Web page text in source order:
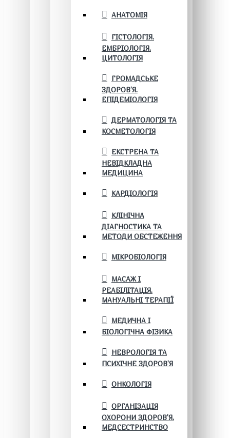
АНАТОМІЯ
ГІСТОЛОГІЯ.
ЕМБРІОЛОГІЯ.
ЦИТОЛОГІЯ
ГРОМАДСЬКЕ
ЗДОРОВ’Я.
ЕПІДЕМІОЛОГІЯ
ДЕРМАТОЛОГІЯ ТА
КОСМЕТОЛОГІЯ
ЕКСТРЕНА ТА
НЕВІДКЛАДНА
МЕДИЦИНА
КАРДІОЛОГІЯ
КЛІНІЧНА
ДІАГНОСТИКА ТА
МЕТОДИ ОБСТЕЖЕННЯ
МІКРОБІОЛОГІЯ
МАСАЖ І
РЕАБІЛІТАЦІЯ.
МАНУАЛЬНІ ТЕРАПІЇ
МЕДИЧНА І
БІОЛОГІЧНА ФІЗИКА
НЕВРОЛОГІЯ ТА
ПСИХІЧНЕ ЗДОРОВ’Я
ОНКОЛОГІЯ
ОРГАНІЗАЦІЯ
ОХОРОНИ ЗДОРОВ'Я.
МЕДСЕСТРИНСТВО